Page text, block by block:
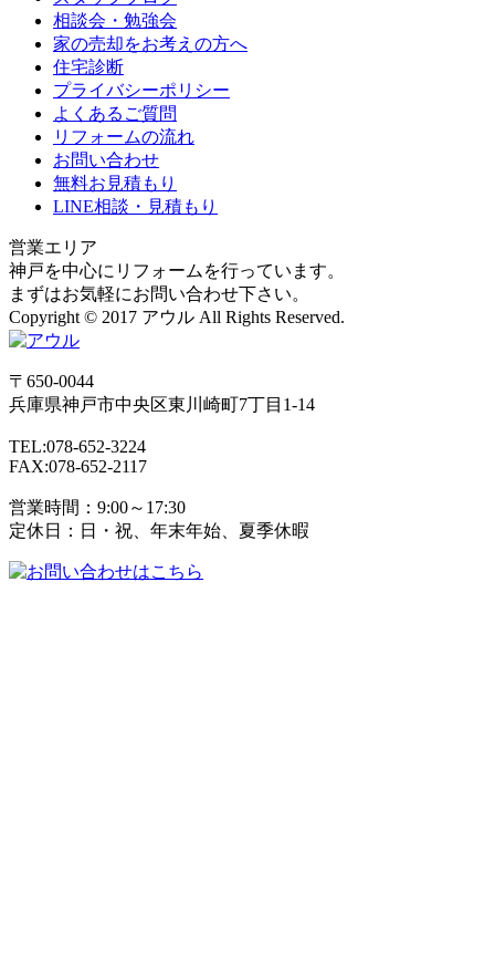
相談会・勉強会
家の売却をお考えの方へ
住宅診断
プライバシーポリシー
よくあるご質問
リフォームの流れ
お問い合わせ
無料お見積もり
LINE相談・見積もり
営業エリア
神戸を中心にリフォームを行っています。
まずはお気軽にお問い合わせ下さい。
Copyright © 2017 アウル All Rights Reserved.
〒650-0044
兵庫県神戸市中央区東川崎町7丁目1-14
TEL:078-652-3224
FAX:078-652-2117
営業時間：9:00～17:30
定休日：日・祝、年末年始、夏季休暇